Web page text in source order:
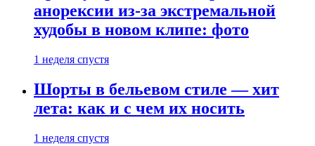
анорексии из-за экстремальной
худобы в новом клипе: фото
1 неделя спустя
Шорты в бельевом стиле — хит
лета: как и с чем их носить
1 неделя спустя